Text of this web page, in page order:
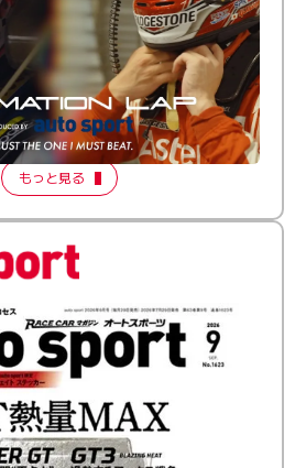
てる。小林利徠斗 × 野村勇斗
LAP Produced by auto sport】
2026 Episode 2
もっと見る